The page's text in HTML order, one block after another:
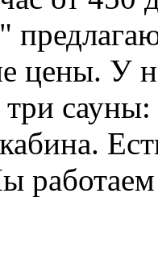
цены. У